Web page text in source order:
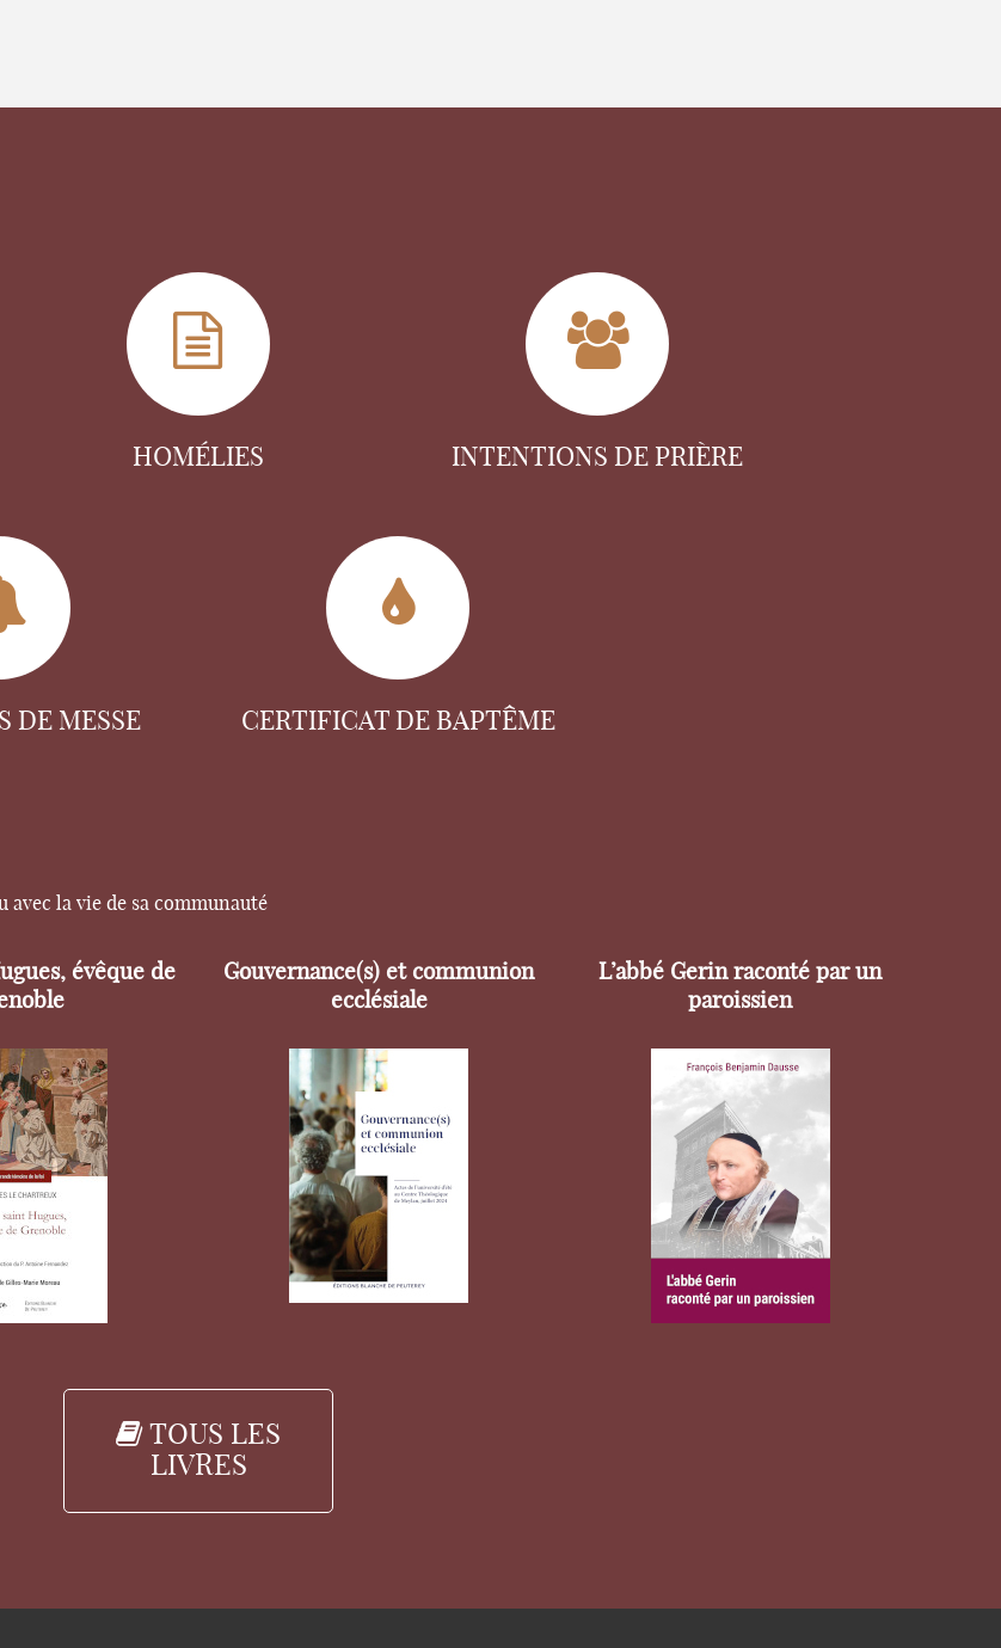
HOMÉLIES INTENTIONS DE PRIÈRE
DE MESSE CERTIFICAT DE BAPTÊME
avec la vie de sa communauté
évêque de
Gouvernance(s) et communion
ecclésiale
L’abbé Gerin raconté par un
paroissien
TOUS LES
LIVRES